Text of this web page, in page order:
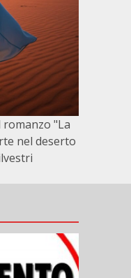
"La
nel deserto